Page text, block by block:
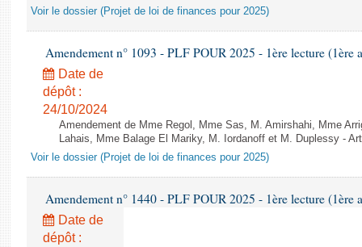
Budget et sécurité sociale
Comptes rendus des débats
Voir le dossier (Projet de loi de finances pour 2025)
Amendement n° 1093 - PLF POUR 2025 - 1ère lecture (1ère
Date de
dépôt :
24/10/2024
Amendement de Mme Regol, Mme Sas, M. Amirshahi, Mme
Lahais, Mme Balage El Mariky, M. Iordanoff et M. Duplessy -
Voir le dossier (Projet de loi de finances pour 2025)
Amendement n° 1440 - PLF POUR 2025 - 1ère lecture (1ère
Date de
dépôt :